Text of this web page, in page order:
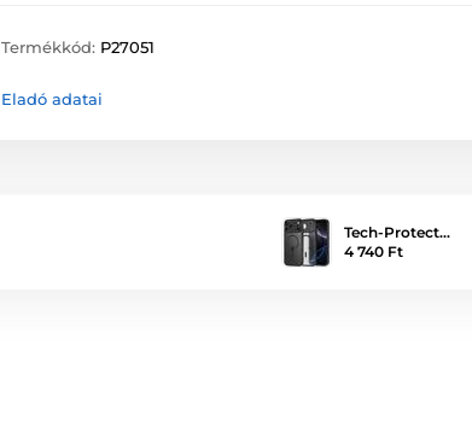
Termékkód: P27051
Eladó adatai
Tech-Protect…
4 740 Ft